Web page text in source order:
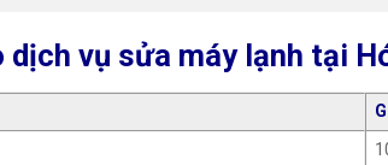
dịch vụ sửa máy lạnh tại